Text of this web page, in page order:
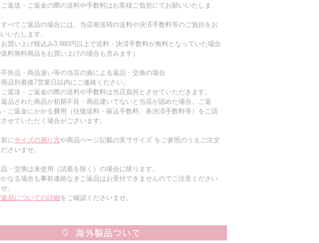
ご返送・ご返金の際の送料や手数料はお客様ご負担にてお願いいたしま
すべてご返品の場合には、当店発送時の送料や決済手数料等のご負担をお
いいたします。
お買い上げ税込み3,980円以上で送料・決済手数料が無料となっていた場合
料無料商品をお買い上げの場合も含みます）
良品・商品違い等の当店の責による返品・交換の場合
商品到着後7営業日以内にご連絡ください。
ご返送・ご返金の際の送料や手数料は当店負担とさせていただきます。
返品された商品が初期不良・商品違いでないと当店が認めた場合、ご返
ご返金にかかる費用（往復送料・振込手数料、各決済手数料等）をご請
せていただく場合がございます。
にサイズの測り方や商品ページ記載の実寸サイズ をご参照のうえご注文
ださいませ。
品・交換は未使用（試着を除く）の場合に限ります。
かなる場合も事前連絡なきご返品はお受付できませんのでご注意ください
。
返品についての詳細をご確認くださいませ。